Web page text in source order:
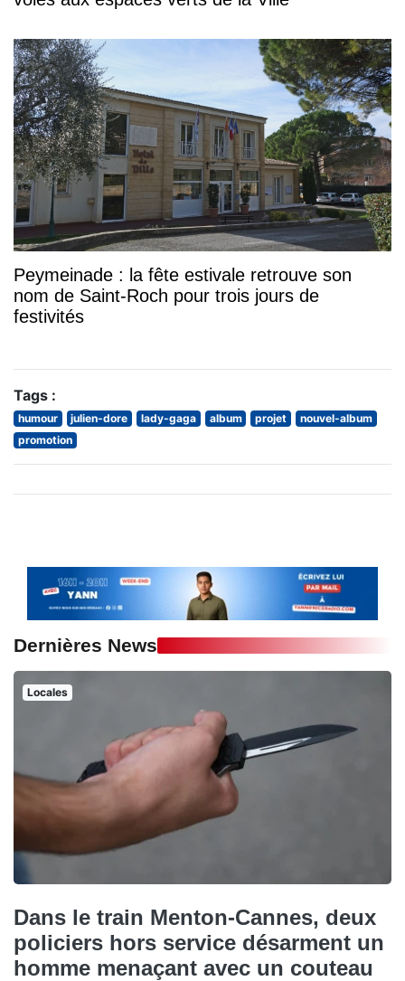
Peymeinade : la fête estivale retrouve son
nom de Saint-Roch pour trois jours de
festivités
Tags :
humour julien-dore lady-gaga album projet
nouvel-album
promotion
Dernières News
Locales
Dans le train Menton-Cannes, deux
policiers hors service désarment un
homme menaçant avec un couteau